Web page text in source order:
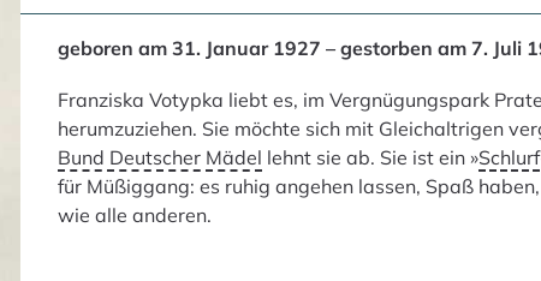
geboren am 31. Januar 1927 – gestorben am 7. Juli
Franziska Votypka liebt es, im Vergnügungspark
herumzuziehen. Sie möchte sich mit Gleichaltrigen
Bund Deutscher Mädel lehnt sie ab. Sie ist ein »Schlurf
für Müßiggang: es ruhig angehen lassen, Spaß
wie alle anderen.